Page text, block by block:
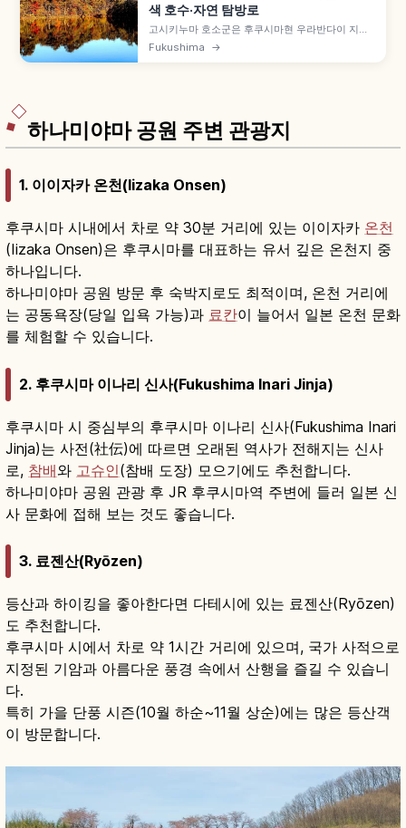
색 호수·자연 탐방로
고시키누마 호소군은 후쿠시마현 우라반다이 지역
의 호소군으로, 1888년 반다이산 대분화 산체 붕괴
Fukushima →
하나미야마 공원 주변 관광지
1. 이이자카 온천(Iizaka Onsen)
후쿠시마 시내에서 차로 약 30분 거리에 있는 이이자카 온천
(Iizaka Onsen)은 후쿠시마를 대표하는 유서 깊은 온천지 중
하나입니다.
하나미야마 공원 방문 후 숙박지로도 최적이며, 온천 거리에
는 공동욕장(당일 입욕 가능)과 료칸이 늘어서 일본 온천 문화
를 체험할 수 있습니다.
2. 후쿠시마 이나리 신사(Fukushima Inari Jinja)
후쿠시마 시 중심부의 후쿠시마 이나리 신사(Fukushima Inari
Jinja)는 사전(社伝)에 따르면 오래된 역사가 전해지는 신사
로, 참배와 고슈인(참배 도장) 모으기에도 추천합니다.
하나미야마 공원 관광 후 JR 후쿠시마역 주변에 들러 일본 신
사 문화에 접해 보는 것도 좋습니다.
3. 료젠산(Ryōzen)
등산과 하이킹을 좋아한다면 다테시에 있는 료젠산(Ryōzen)
도 추천합니다.
후쿠시마 시에서 차로 약 1시간 거리에 있으며, 국가 사적으로
지정된 기암과 아름다운 풍경 속에서 산행을 즐길 수 있습니
다.
특히 가을 단풍 시즌(10월 하순~11월 상순)에는 많은 등산객
이 방문합니다.